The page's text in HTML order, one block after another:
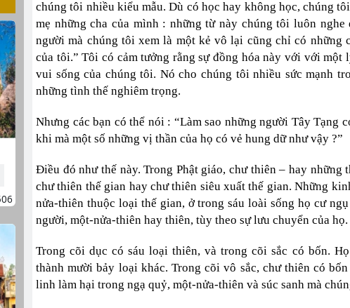
chúng tôi nhiều kiểu mẫu. Dù có học hay không học, chúng
mẹ những cha của mình : những từ này chúng tôi luôn
người mà chúng tôi xem là một kẻ vô lại cũng chỉ có những
của tôi.” Tôi có cảm tưởng rằng sự đồng hóa này với với
vui sống của chúng tôi. Nó cho chúng tôi nhiều sức mạnh
những tình thế nghiêm trọng.
Nhưng các bạn có thể nói : “Làm sao những người Tây Tạng
khi mà một số những vị thần của họ có vẻ hung dữ như vậy ?”
Điều đó như thế này. Trong Phật giáo, chư thiên – hay
chư thiên thế gian hay chư thiên siêu xuất thế gian. Những
nửa-thiên thuộc loại thế gian, ở trong sáu loài sống họ cư
người, một-nửa-thiên hay thiên, tùy theo sự lưu chuyển của họ.
Trong cõi dục có sáu loại thiên, và trong cõi sắc có bốn.
thành mười bảy loại khác. Trong cõi vô sắc, chư thiên có
linh làm hại trong ngạ quỷ, một-nửa-thiên và súc sanh mà